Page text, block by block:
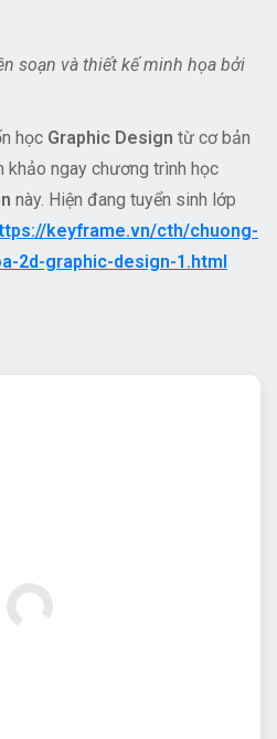
soạn và thiết kế minh họa bởi
học Graphic Design từ cơ bản
khảo ngay chương trình học
này. Hiện đang tuyển sinh lớp
keyframe.vn/cth/chuong-
2d-graphic-design-1.html